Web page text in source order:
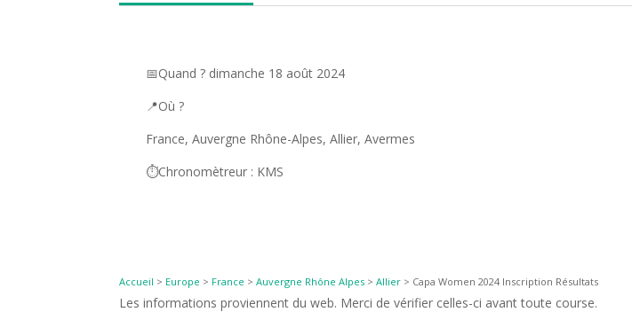
📅Quand ? dimanche 18 août 2024
📍Où ?
France, Auvergne Rhône-Alpes, Allier, Avermes
⏱️Chronomètreur : KMS
Accueil > Europe > France >Auvergne Rhône Alpes >Allier > Capa Women 2024 Inscription Résultats
Les informations proviennent du web. Merci de vérifier celles-ci avant toute course.